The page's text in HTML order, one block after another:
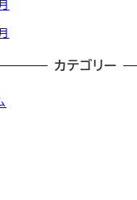
カテゴリー